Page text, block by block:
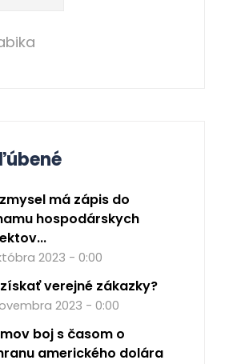
má zápis do
hospodárskych
2023 - 0:00
verejné zákazky?
2023 - 0:00
boj s časom o
amerického dolára